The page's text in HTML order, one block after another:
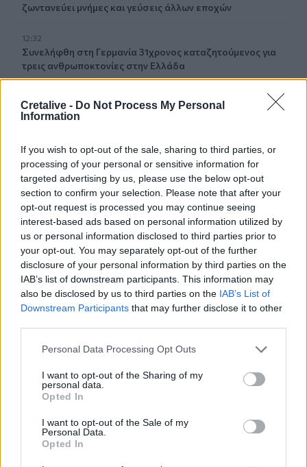
Cretalive - Do Not Process My Personal
Information
If you wish to opt-out of the sale, sharing to third parties, or
processing of your personal or sensitive information for
targeted advertising by us, please use the below opt-out
section to confirm your selection. Please note that after your
opt-out request is processed you may continue seeing
interest-based ads based on personal information utilized by
us or personal information disclosed to third parties prior to
your opt-out. You may separately opt-out of the further
disclosure of your personal information by third parties on the
IAB’s list of downstream participants. This information may
also be disclosed by us to third parties on the IAB’s List of
Downstream Participants that may further disclose it to other
Personal Data Processing Opt Outs
I want to opt-out of the Sharing of my
personal data.
Opted In
I want to opt-out of the Sale of my
Personal Data.
Opted In
ζωντανεύει μνήμες και γεύσεις άλλων εποχών
12:32
Συνελήφθη στη Γερμανία 31χρονος καταζητούμενος για
τρεις ανθρωποκτονίες στην Ελλάδα
Λακωνία: Θανατηφόρο τροχαίο στον Κλαδά
Με τα σκάφη τους έσωσαν δεκάδες ανθρώπους - Το
"ευχαριστώ" στους ιδιώτες που συνέδραμαν στην
πυρκαγιά του Αγίου Βασιλείου
12:20
Και επίσημα το Ειδικό Χωροταξικό Πλαίσιο για τον
Τουρισμό
ΠΕΡΙΣΣΟΤΕΡΑ
ΣΧΕΤΙΚA AΡΘΡΑ
Βρετανία: Επεισόδια σε διαδήλωση κατά των
Βρετανία: Επεισόδια σε
Βρετανία: Επεισόδια σε